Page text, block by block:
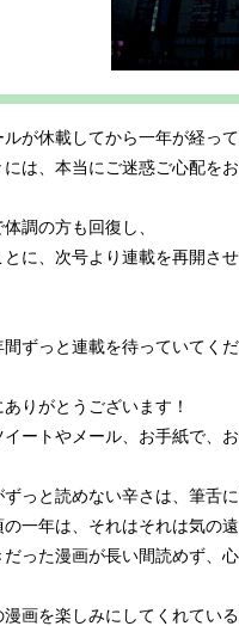
が休載してから一年が経っ
は、本当にご迷惑ご心配をお
調の方も回復し、
に、次号より連載を再開さ
間ずっと連載を待っていてく
りがとうございます！
ートやメール、お手紙で、
っと読めない辛さは、筆舌
一年は、それはそれは気の
った漫画が長い間読めず、
漫画を楽しみにしてくれてい